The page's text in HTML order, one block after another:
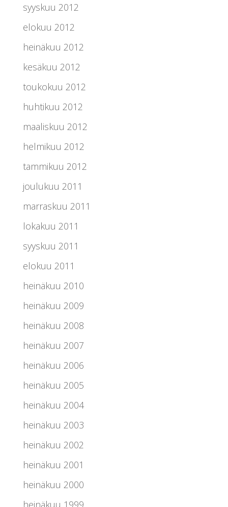
syyskuu 2012
elokuu 2012
heinäkuu 2012
kesäkuu 2012
toukokuu 2012
huhtikuu 2012
maaliskuu 2012
helmikuu 2012
tammikuu 2012
joulukuu 2011
marraskuu 2011
lokakuu 2011
syyskuu 2011
elokuu 2011
heinäkuu 2010
heinäkuu 2009
heinäkuu 2008
heinäkuu 2007
heinäkuu 2006
heinäkuu 2005
heinäkuu 2004
heinäkuu 2003
heinäkuu 2002
heinäkuu 2001
heinäkuu 2000
heinäkuu 1999